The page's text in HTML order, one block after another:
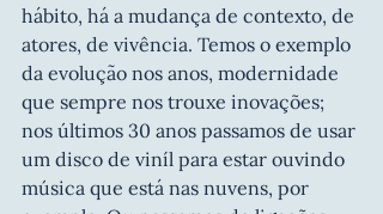
hábito, há a mudança de contexto, de
atores, de vivência. Temos o exemplo
da evolução nos anos, modernidade
que sempre nos trouxe inovações;
nos últimos 30 anos passamos de usar
um disco de viníl para estar ouvindo
música que está nas nuvens, por